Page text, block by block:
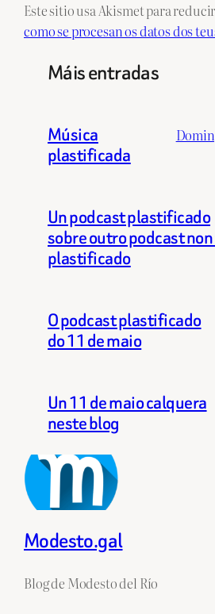
Este sitio usa Akismet para
como se procesan os datos dos
Máis entradas
Música
plastificada
Un podcast plastificado
sobre outro podcast
plastificado
O podcast plastificado
do 11 de maio
Un 11 de maio calquera
neste blog
Modesto.gal
Blog de Modesto del Río